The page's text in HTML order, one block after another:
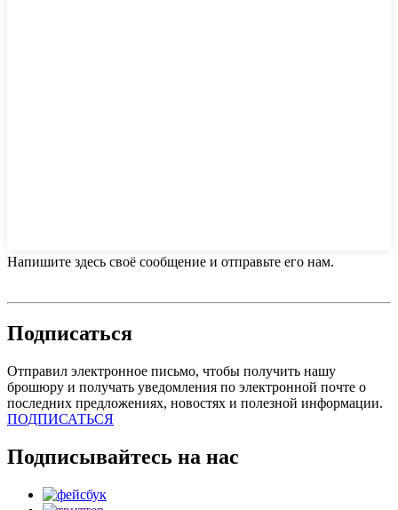
Напишите здесь своё сообщение и отправьте его нам.
Подписаться
Отправил электронное письмо, чтобы получить нашу
брошюру и получать уведомления по электронной почте о
последних предложениях, новостях и полезной информации.
ПОДПИСАТЬСЯ
Подписывайтесь на нас